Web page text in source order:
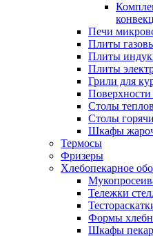
Печи
Плиты
Плиты
Плиты
Грили для
Столы
Столы
Шкафы
Термосы
Фризеры
Хлебопекарное
Тележки
Формы
Шкафы